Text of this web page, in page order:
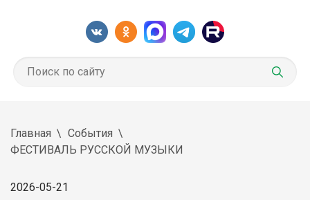
Главная
События
ФЕСТИВАЛЬ РУССКОЙ МУЗЫКИ
2026-05-21